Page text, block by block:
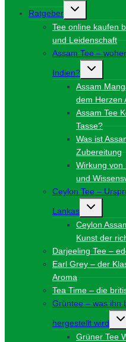
Ratgeber
Untermenü
umschalten
Tee online kaufen
und Leidenschaft
Assam Tee –
Indien?
Untermenü
umschalten
Assam
dem Herzen
Assam Tee
Tasse?
Was ist
Zubereitung
Wirkung von
und
Ceylon Tee –
Lankas
Untermenü
umschalten
Ceylon
Kunst der
Darjeeling Tee –
Earl Grey – der
Aroma
Tea Time – die
Grüntee – was ihn
hergestellt wird
Grüner Tee